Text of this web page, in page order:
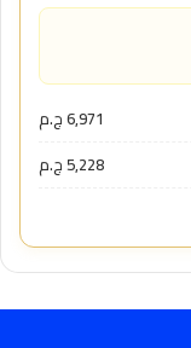
6,971 ج.م
5,228 ج.م